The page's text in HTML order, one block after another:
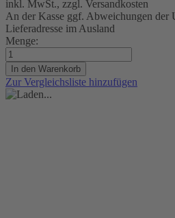
inkl. MwSt., zzgl. Versandkosten
An der Kasse ggf. Abweichungen der
Lieferadresse im Ausland
Menge:
In den Warenkorb
Zur Vergleichsliste hinzufügen